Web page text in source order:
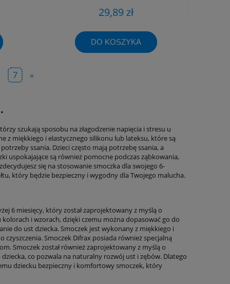
29,89 zł
DO KOSZYKA
7 »
szukają sposobu na złagodzenie napięcia i stresu u
z miękkiego i elastycznego silikonu lub lateksu, które są
ssania. Dzieci często mają potrzebę ssania, a
uspokajające są również pomocne podczas ząbkowania,
się na stosowanie smoczka dla swojego 6-
który będzie bezpieczny i wygodny dla Twojego malucha.
6 miesięcy, który został zaprojektowany z myślą o
i wzorach, dzięki czemu można dopasować go do
do ust dziecka. Smoczek jest wykonany z miękkiego i
Smoczek Difrax posiada również specjalną
Smoczek został również zaprojektowany z myślą o
co pozwala na naturalny rozwój ust i zębów. Dlatego
dziecku bezpieczny i komfortowy smoczek, który